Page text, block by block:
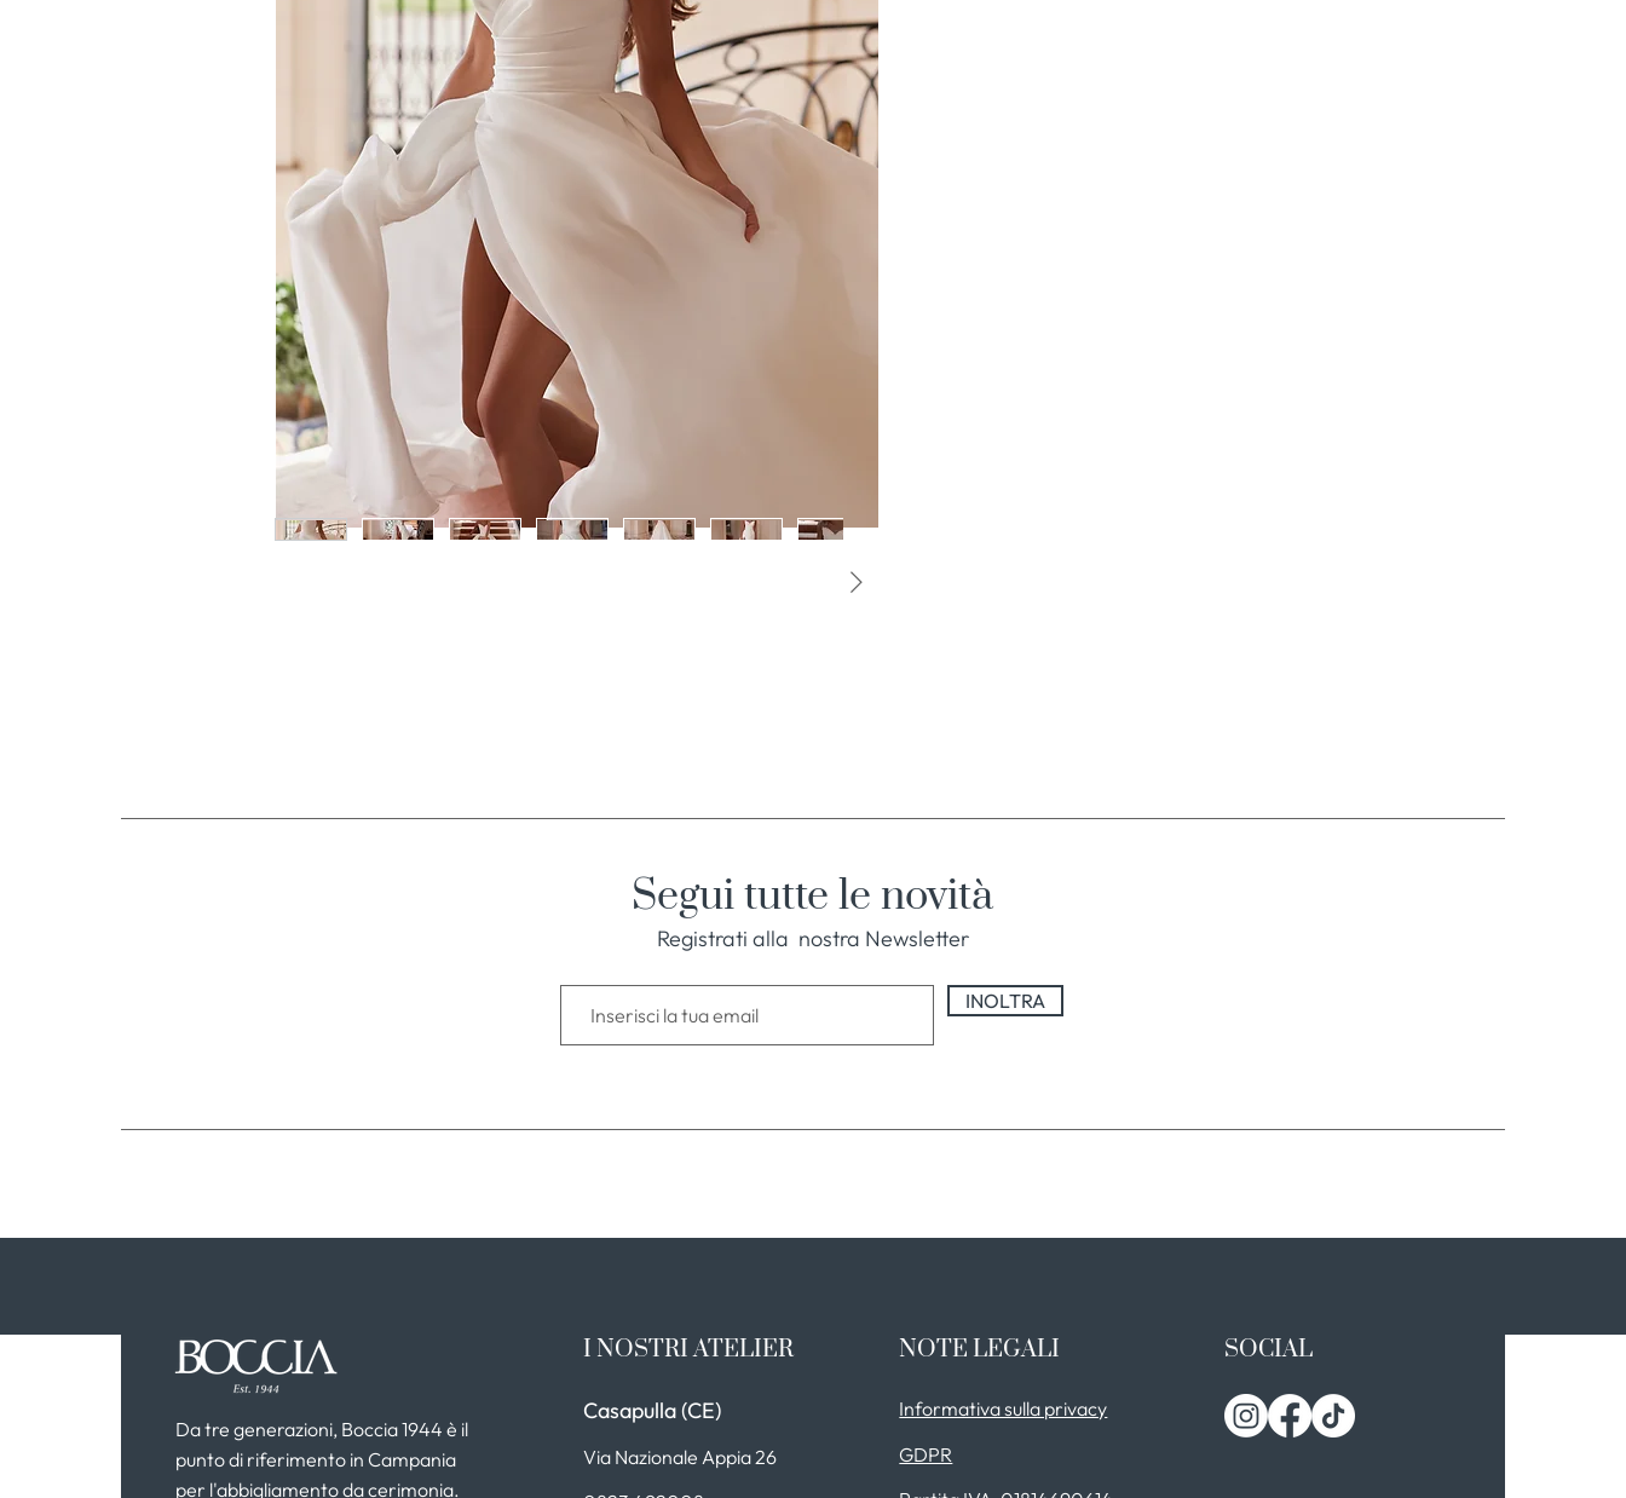
Segui tutte le novità
Registrati alla nostra Newsletter
INOLTRA
Da tre generazioni, Boccia 1944 è il
punto di riferimento in Campania
per l'abbigliamento da cerimonia.
I NOSTRI ATELIER
Casapulla (CE)
Via Nazionale Appia 26
NOTE LEGALI
Informativa sulla privacy
GDPR
SOCIAL